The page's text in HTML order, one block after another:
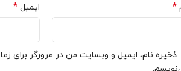
* ایمیل *
ذخیره نام، ایمیل و وبسایت من در مرورگر برای